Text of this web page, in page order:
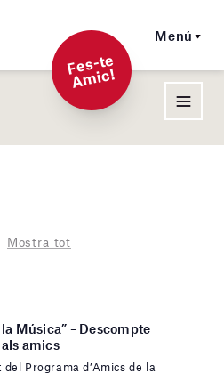
Menú
F
es-t
e
A
mi
c!
Mostra tot
Música” – Descompte
amics
Programa d’Amics de la